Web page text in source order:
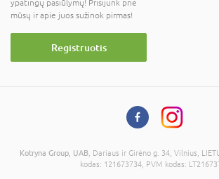
ypatingų pasiūlymų! Prisijunk prie
mūsų ir apie juos sužinok pirmas!
Registruotis
Kotryna Group, UAB , Dariaus ir Girėno g. 34, Vilnius,
kodas: 121673734, PVM kodas: